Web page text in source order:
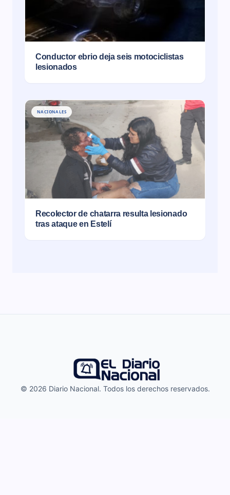
Conductor ebrio deja seis motociclistas
lesionados
NACIONALES
Recolector de chatarra resulta lesionado
tras ataque en Estelí
© 2026 Diario Nacional. Todos los derechos reservados.